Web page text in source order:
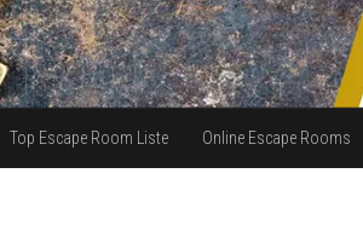
Top Escape Room Liste Online Escape Rooms